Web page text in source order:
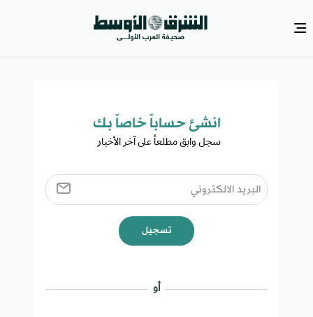
انشئ حساباً خاصاً بك​
سجل وابق مطلعاً على آخر الأخبار ​
تسجيل
أو